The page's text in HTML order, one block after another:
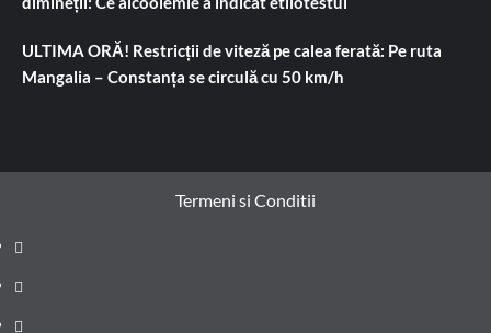
ULTIMA ORĂ! Restricții de viteză pe calea ferată: Pe ruta
Mangalia – Constanța se circulă cu 50 km/h
Termeni si Conditii
Prima
pagină
Știri
de
Administrație